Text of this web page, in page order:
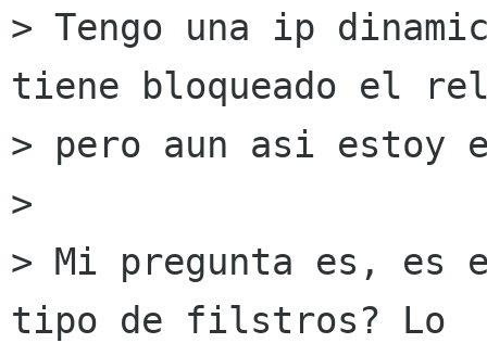
> Tengo una ip
tiene bloqueado el
> pero aun asi
>
> Mi pregunta es, es
tipo de filstros? Lo